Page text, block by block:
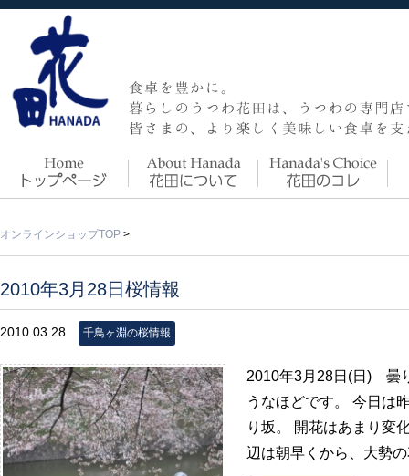
オンラインショップTOP >
2010年3月28日桜情報
2010.03.28 千鳥ヶ淵の桜情報
2010年3月28日(日) 曇
うなほどです。 今日は
り坂。 開花はあまり変
辺は朝早くから、大勢